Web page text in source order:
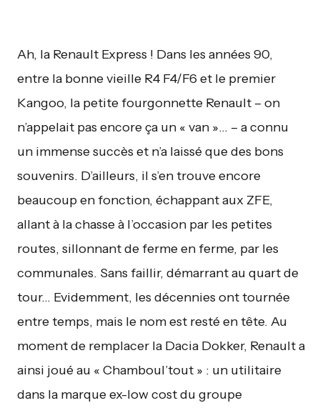
Ah, la Renault Express ! Dans les années 90,
entre la bonne vieille R4 F4/F6 et le premier
Kangoo, la petite fourgonnette Renault – on
n’appelait pas encore ça un « van »… – a connu
un immense succès et n’a laissé que des bons
souvenirs. D’ailleurs, il s’en trouve encore
beaucoup en fonction, échappant aux ZFE,
allant à la chasse à l’occasion par les petites
routes, sillonnant de ferme en ferme, par les
communales. Sans faillir, démarrant au quart de
tour… Evidemment, les décennies ont tournée
entre temps, mais le nom est resté en tête. Au
moment de remplacer la Dacia Dokker, Renault a
ainsi joué au « Chamboul’tout » : un utilitaire
dans la marque ex-low cost du groupe